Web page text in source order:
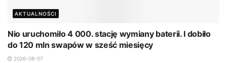
AKTUALNOŚCI
Nio uruchomiło 4 000. stację wymiany baterii. I dobiło
do 120 mln swapów w sześć miesięcy
2026-08-07